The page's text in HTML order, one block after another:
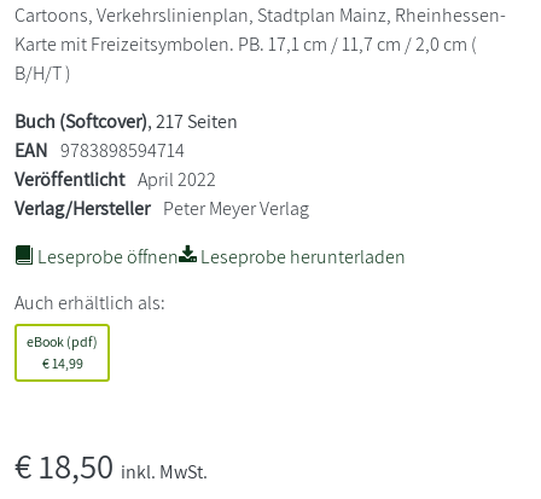
Cartoons, Verkehrslinienplan, Stadtplan Mainz, Rheinhessen-
Karte mit Freizeitsymbolen. PB. 17,1 cm / 11,7 cm / 2,0 cm (
B/H/T )
Buch (Softcover), 217 Seiten
EAN 9783898594714
Veröffentlicht April 2022
Verlag/Hersteller Peter Meyer Verlag
Leseprobe öffnen
Leseprobe herunterladen
Auch erhältlich als:
eBook (pdf)
€14,99
€18,50 inkl. MwSt.